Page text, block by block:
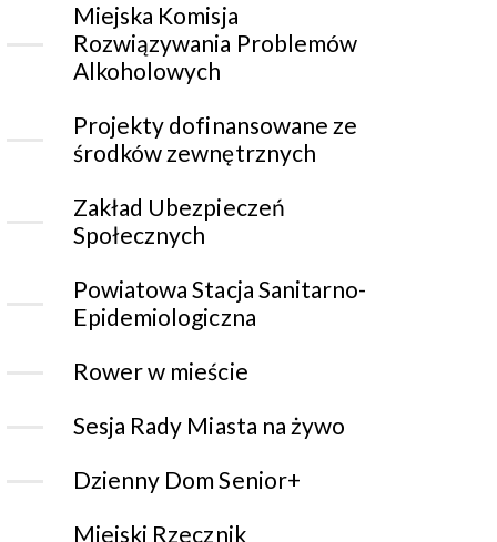
Miejska Komisja
Rozwiązywania Problemów
Alkoholowych
Projekty dofinansowane ze
środków zewnętrznych
Zakład Ubezpieczeń
Społecznych
Powiatowa Stacja Sanitarno-
Epidemiologiczna
Rower w mieście
Sesja Rady Miasta na żywo
Dzienny Dom Senior+
Miejski Rzecznik